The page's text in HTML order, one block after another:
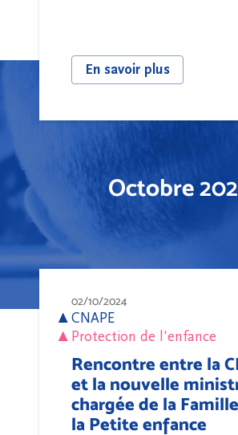
En savoir plus
Octobre
02/10/2024
CNAPE
Protection de l'enfance
Rencontre entre la
et la nouvelle
chargée de la
la Petite enfance